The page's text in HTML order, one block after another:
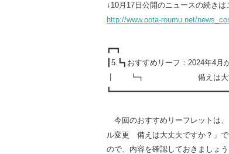
↓ 10月 17 日公開のニュースの続きは
http://www.oota-roumu.net/
┏━┓
5. ┗┓ おすすめリーフ： 2024年4月
┃ ┗┓ 備えは大丈夫
今回のおすすめリーフレットは、
ル変更 備えは大丈夫ですか？」
ので、内容を確認しておきましょう